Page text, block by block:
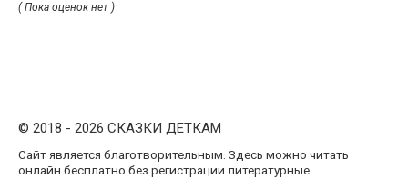
( Пока оценок нет )
© 2018 - 2026 СКАЗКИ ДЕТКАМ
Сайт является благотворительным. Здесь можно читать
онлайн бесплатно без регистрации литературные